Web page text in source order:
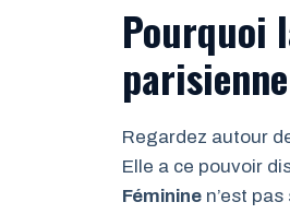
Pourquoi
Regardez autour
Elle a ce pouvoir
Féminine n’est